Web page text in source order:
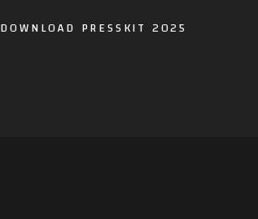
DOWNLOAD PRESSKIT 2025